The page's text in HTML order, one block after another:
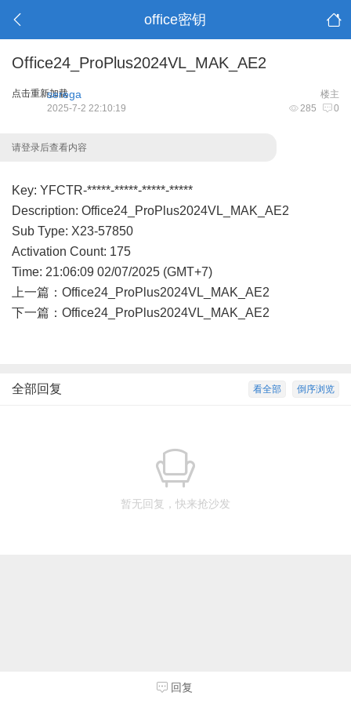
office密钥
Office24_ProPlus2024VL_MAK_AE2
点击重新加载 楼主
serega
285 0
2025-7-2 22:10:19
请登录后查看内容
Key: YFCTR-*****-*****-*****-*****
Description: Office24_ProPlus2024VL_MAK_AE2
Sub Type: X23-57850
Activation Count: 175
Time: 21:06:09 02/07/2025 (GMT+7)
上一篇： Office24_ProPlus2024VL_MAK_AE2
下一篇： Office24_ProPlus2024VL_MAK_AE2
倒序浏览
看全部
全部回复
暂无回复，快来抢沙发
回复